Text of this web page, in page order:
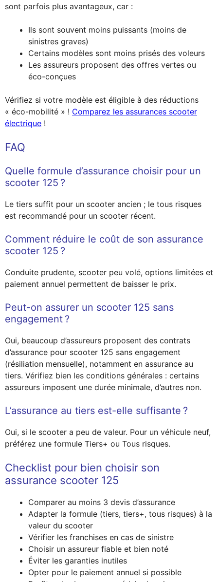
sont parfois plus avantageux, car :
Ils sont souvent moins puissants (moins de
sinistres graves)
Certains modèles sont moins prisés des voleurs
Les assureurs proposent des offres vertes ou
éco-conçues
Vérifiez si votre modèle est éligible à des réductions
« éco-mobilité » ! Comparez les assurances scooter
électrique !
FAQ
Quelle formule d’assurance choisir pour un
scooter 125 ?
Le tiers suffit pour un scooter ancien ; le tous risques
est recommandé pour un scooter récent.
Comment réduire le coût de son assurance
scooter 125 ?
Conduite prudente, scooter peu volé, options limitées et
paiement annuel permettent de baisser le prix.
Peut-on assurer un scooter 125 sans
engagement ?
Oui, beaucoup d’assureurs proposent des contrats
d’assurance pour scooter 125 sans engagement
(résiliation mensuelle), notamment en assurance au
tiers. Vérifiez bien les conditions générales : certains
assureurs imposent une durée minimale, d’autres non.
L’assurance au tiers est-elle suffisante ?
Oui, si le scooter a peu de valeur. Pour un véhicule neuf,
préférez une formule Tiers+ ou Tous risques.
Checklist pour bien choisir son
assurance scooter 125
Comparer au moins 3 devis d’assurance
Adapter la formule (tiers, tiers+, tous risques) à la
valeur du scooter
Vérifier les franchises en cas de sinistre
Choisir un assureur fiable et bien noté
Éviter les garanties inutiles
Opter pour le paiement annuel si possible